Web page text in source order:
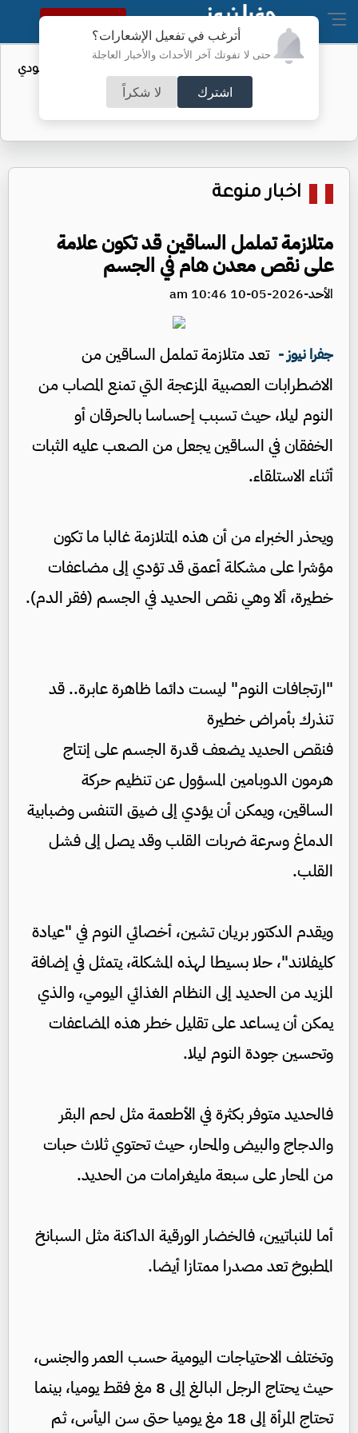
أترغب في تفعيل الإشعارات؟
حتى لا تفوتك آخر الأحداث والأخبار العاجلة
اشترك لا شكراً
النسخة الكاملة
واردات الولايات المتحدة من النفط السعودي
تهبط إلى الصفر
اخبار منوعة
متلازمة تململ الساقين قد تكون علامة
على نقص معدن هام في الجسم
الأحد-2026-05-10 10:46 am
جفرا نيوز - تعد متلازمة تململ الساقين من
الاضطرابات العصبية المزعجة التي تمنع المصاب من
النوم ليلا، حيث تسبب إحساسا بالحرقان أو
الخفقان في الساقين يجعل من الصعب عليه الثبات
أثناء الاستلقاء.
ويحذر الخبراء من أن هذه المتلازمة غالبا ما تكون
مؤشرا على مشكلة أعمق قد تؤدي إلى مضاعفات
خطيرة، ألا وهي نقص الحديد في الجسم (فقر الدم).
"ارتجافات النوم" ليست دائما ظاهرة عابرة.. قد
تنذرك بأمراض خطيرة
فنقص الحديد يضعف قدرة الجسم على إنتاج
هرمون الدوبامين المسؤول عن تنظيم حركة
الساقين، ويمكن أن يؤدي إلى ضيق التنفس وضبابية
الدماغ وسرعة ضربات القلب وقد يصل إلى فشل
القلب.
ويقدم الدكتور بريان تشين، أخصائي النوم في "عيادة
كليفلاند"، حلا بسيطا لهذه المشكلة، يتمثل في إضافة
المزيد من الحديد إلى النظام الغذائي اليومي، والذي
يمكن أن يساعد على تقليل خطر هذه المضاعفات
وتحسين جودة النوم ليلا.
فالحديد متوفر بكثرة في الأطعمة مثل لحم البقر
والدجاج والبيض والمحار، حيث تحتوي ثلاث حبات
من المحار على سبعة مليغرامات من الحديد.
أما للنباتيين، فالخضار الورقية الداكنة مثل السبانخ
المطبوخ تعد مصدرا ممتازا أيضا.
وتختلف الاحتياجات اليومية حسب العمر والجنس،
حيث يحتاج الرجل البالغ إلى 8 مغ فقط يوميا، بينما
تحتاج المرأة إلى 18 مغ يوميا حتى سن اليأس، ثم